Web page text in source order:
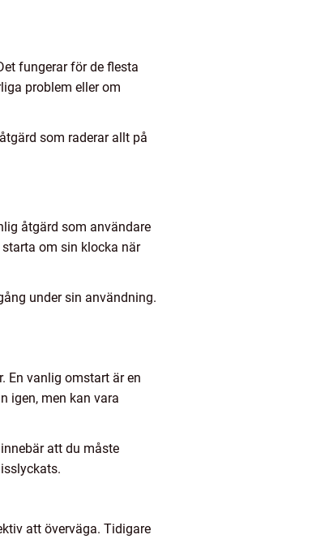
fungerar för de flesta
problem eller om
som raderar allt på
åtgärd som användare
om sin klocka när
under sin användning.
En vanlig omstart är en
igen, men kan vara
att du måste
att överväga. Tidigare